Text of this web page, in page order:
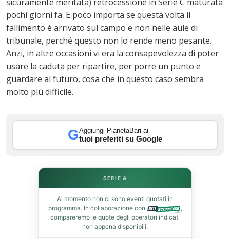
pochi giorni fa. E poco importa se questa volta il
fallimento è arrivato sul campo e non nelle aule di
tribunale, perché questo non lo rende meno pesante.
Anzi, in altre occasioni vi era la consapevolezza di poter
usare la caduta per ripartire, per porre un punto e
guardare al futuro, cosa che in questo caso sembra
molto più difficile.
GAggiungi PianetaBari ai
tuoi preferiti su Google
SERIE A
Al momento non ci sono eventi quotati in
programma. In collaborazione con
,
compareremo le quote degli operatori indicati
non appena disponibili.